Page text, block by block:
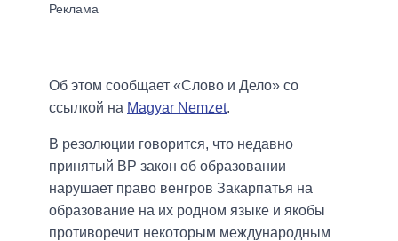
Об этом сообщает «Слово и Дело» со
ссылкой на Magyar Nemzet.
В резолюции говорится, что недавно
принятый ВР закон об образовании
нарушает право венгров Закарпатья на
образование на их родном языке и якобы
противоречит некоторым международным